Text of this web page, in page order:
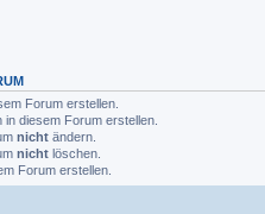
Forum erstellen.
diesem Forum erstellen.
nicht ändern.
nicht löschen.
Forum erstellen.